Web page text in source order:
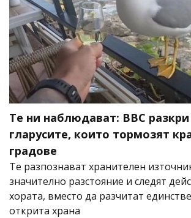
Те ни наблюдават: BBC
гларусите, които тормозят
градове
Те разпознават хранителен
значително разстояние и следят
хората, вместо да разчитат
открита храна